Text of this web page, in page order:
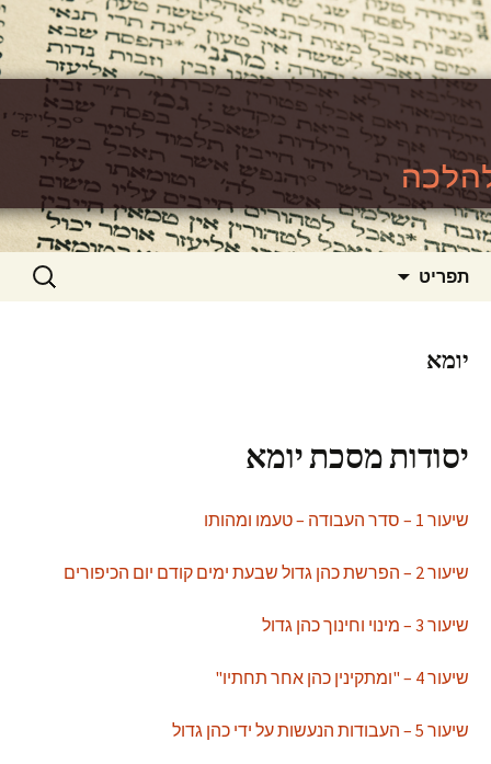
https://www.toralishma.org
האתר ללימוד סוגיות גמרא להלכה
תפריט חיפוש:
יומא
יסודות מסכת יומא
שיעור 1 – סדר העבודה – טעמו ומהותו
שיעור 2 – הפרשת כהן גדול שבעת ימים קודם יום הכיפורים
שיעור 3 – מינוי וחינוך כהן גדול
שיעור 4 – "ומתקינין כהן אחר תחתיו"
שיעור 5 – העבודות הנעשות על ידי כהן גדול